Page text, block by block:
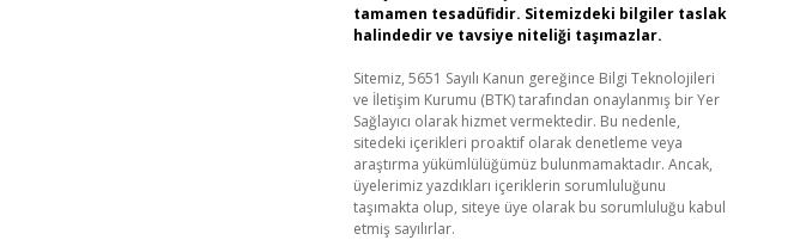
tamamen tesadüfidir. Sitemizdeki bilgiler taslak
halindedir ve tavsiye niteliği taşımazlar.
Sitemiz, 5651 Sayılı Kanun gereğince Bilgi Teknolojileri
ve İletişim Kurumu (BTK) tarafından onaylanmış bir Yer
Sağlayıcı olarak hizmet vermektedir. Bu nedenle,
sitedeki içerikleri proaktif olarak denetleme veya
araştırma yükümlülüğümüz bulunmamaktadır. Ancak,
üyelerimiz yazdıkları içeriklerin sorumluluğunu
taşımakta olup, siteye üye olarak bu sorumluluğu kabul
etmiş sayılırlar.